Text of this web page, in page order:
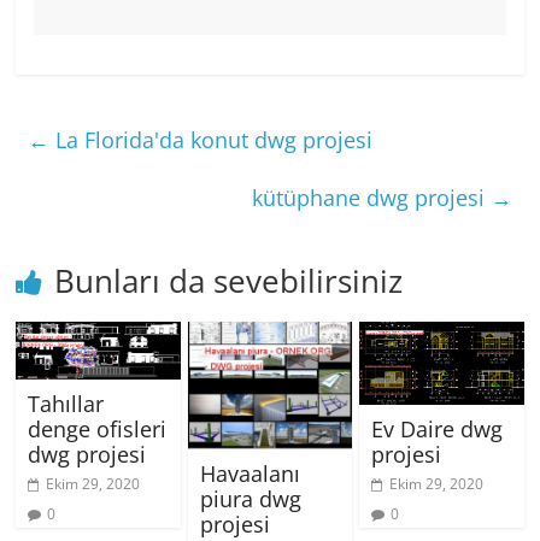
← La Florida'da konut dwg projesi
kütüphane dwg projesi →
Bunları da sevebilirsiniz
Tahıllar
denge ofisleri
dwg projesi
Ekim 29, 2020
0
Havaalanı
piura dwg
projesi
Ev Daire dwg
projesi
Ekim 29, 2020
0